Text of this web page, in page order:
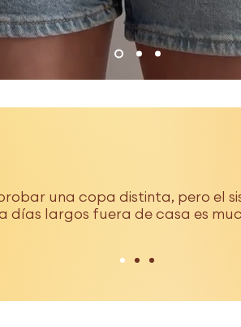
una copa distinta, pero el
días largos fuera de casa es